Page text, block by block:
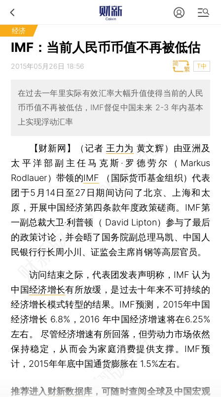
经济
IMF：当前人民币币值不再被低估
2015年05月26日 18:56 T中
在过去一年里实际有效汇率大幅升值使得当前的人民
币币值不再被低估，IMF督促中国未来 2-3 年内基本
上实现浮动汇率
【财新网】（记者 王力为 黄文辉） 由亚洲及
太平洋部副主任马克斯·罗德劳尔（Markus
Rodlauer）带领的IMF （国际货币基金组织）代表
团于5月14日至27日期间访问了北京、上海和太
原，开展中国经济第四条款年度政策磋商。IMF第
一副总裁大卫·利普顿（ David Lipton）参与了最后
的政策讨论，并会晤了国务院副总理马凯、中国人
民银行行长周小川、证监会主席肖钢等高层官员。
访问结束之际，代表团发表声明称，IMF 认为
中国经济增长有所放缓，是过去十年来不可持续的
经济增长模式转型的结果。IMF预测，2015年中国
经济增长 6.8%，2016 年中国经济增速将在6.25%
左右。 尽管经济增速有所回落，但劳动力市场依然
保持稳定，从而会为家庭消费提供支撑。IMF预
计，2015年年底中国通货膨胀在 1.5%左右。
推荐进入 财新数据库 ，可随时查阅全球及中国宏观